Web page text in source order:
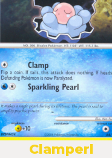
Clamperl